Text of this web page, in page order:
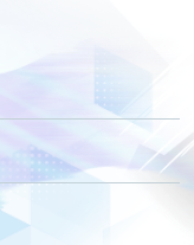
報名及繳費服
式報名的課程)。
(不適用於手
方式之外，如就
員亦可以「微
付寶」(Online
。